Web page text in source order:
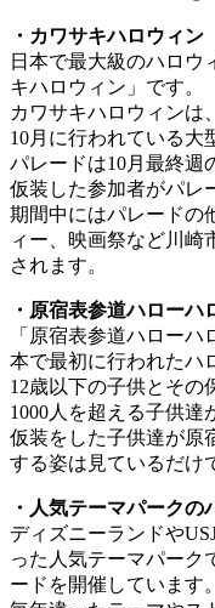
・カワサキハロウィン
日本で最大級のハロウ
キハロウィン」です。
カワサキハロウィンは
10月に行われている大
パレードは10月最終週
仮装した参加者がパレ
期間中にはパレードの
ィー、映画祭など川崎
されます。
・原宿表参道ハロー
「原宿表参道ハロー
本で最初に行われたハ
12歳以下の子供とその
1000人を超える子供達
仮装をした子供達が原
する姿は見ているだけ
・人気テーマパークの
ディズニーランドや
った人気テーマパーク
ードを開催しています。